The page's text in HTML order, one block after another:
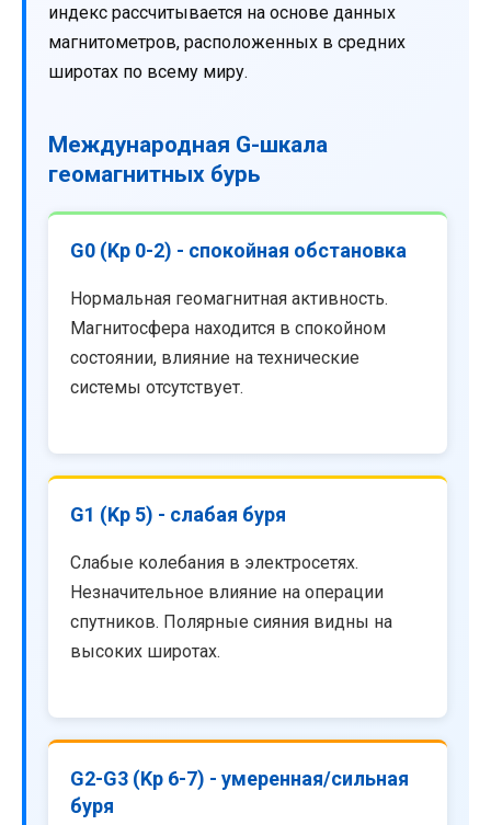
индекс рассчитывается на основе данных
магнитометров, расположенных в средних
широтах по всему миру.
Международная G-шкала
геомагнитных бурь
G0 (Kp 0-2) - спокойная обстановка
Нормальная геомагнитная активность.
Магнитосфера находится в спокойном
состоянии, влияние на технические
системы отсутствует.
G1 (Kp 5) - слабая буря
Слабые колебания в электросетях.
Незначительное влияние на операции
спутников. Полярные сияния видны на
высоких широтах.
G2-G3 (Kp 6-7) - умеренная/сильная
буря